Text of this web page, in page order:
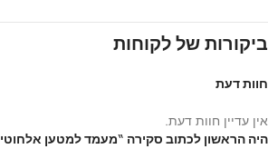
ביקורות של לקוחות
חוות דעת
אין עדיין חוות דעת.
היה הראשון לכתוב סקירה “מעמד למטען אלחוטי MagSafe מסתובב 360”